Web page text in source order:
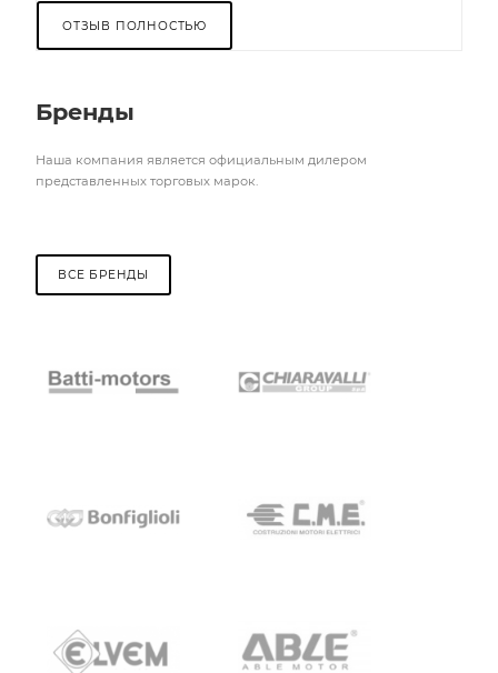
ОТЗЫВ ПОЛНОСТЬЮ
Бренды
Наша компания является официальным дилером
представленных торговых марок.
ВСЕ БРЕНДЫ